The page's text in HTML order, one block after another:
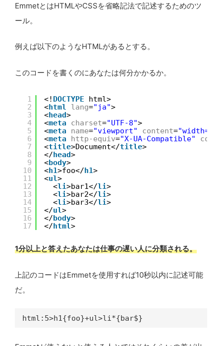
EmmetとはHTMLやCSSを省略記法で記述するためのツ
ール。
例えば以下のようなHTMLがあるとする。
このコードを書くのにあなたは何分かかるか。
1
2
3
4
5
6
7
8
9
10
11
12
13
14
15
16
17
<! DOCTYPE
html>
<html lang="ja">
<head>
<meta charset="UTF-8">
<meta name="viewport" content=
<meta http-equiv="X-UA-Compatible"
<title>Document</title>
</head>
<body>
<h1>foo</h1>
<ul>
<li>bar1</li>
<li>bar2</li>
<li>bar3</li>
</ul>
</body>
</html>
1分以上と答えたあなたは仕事の遅い人に分類される。
上記のコードはEmmetを使用すれば10秒以内に記述可能
だ。
html:5>h1{foo}+ul>li*{bar$}